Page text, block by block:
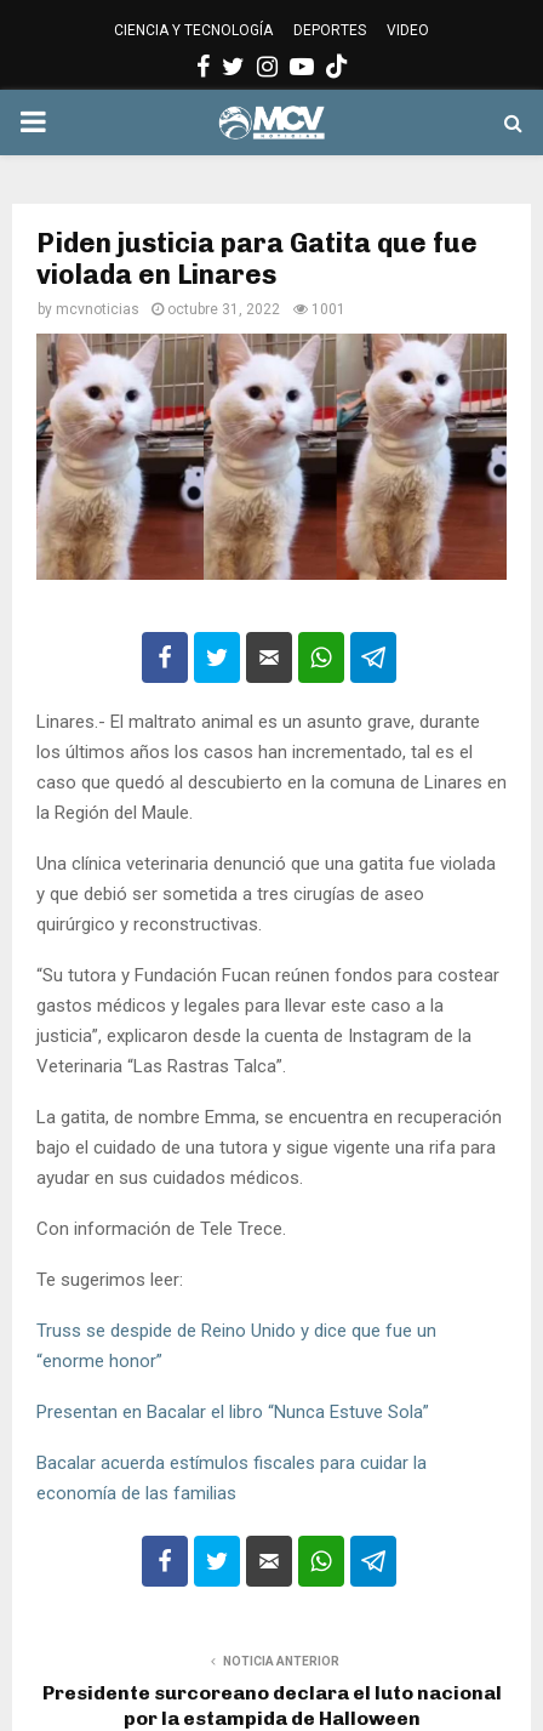
CIENCIA Y TECNOLOGÍA DEPORTES VIDEO
Facebook
Twitter
Instagram
Youtube
PRIMARY
Piden justicia para Gatita que fue
violada en Linares
by mcvnoticias octubre 31, 2022 1001
Linares.- El maltrato animal es un asunto grave, durante
los últimos años los casos han incrementado, tal es el
caso que quedó al descubierto en la comuna de Linares en
la Región del Maule.
Una clínica veterinaria denunció que una gatita fue violada
y que debió ser sometida a tres cirugías de aseo
quirúrgico y reconstructivas.
“Su tutora y Fundación Fucan reúnen fondos para costear
gastos médicos y legales para llevar este caso a la
justicia”, explicaron desde la cuenta de Instagram de la
Veterinaria “Las Rastras Talca”.
La gatita, de nombre Emma, se encuentra en recuperación
bajo el cuidado de una tutora y sigue vigente una rifa para
ayudar en sus cuidados médicos.
Con información de Tele Trece.
Te sugerimos leer:
Truss se despide de Reino Unido y dice que fue un
“enorme honor”
Presentan en Bacalar el libro “Nunca Estuve Sola”
Bacalar acuerda estímulos fiscales para cuidar la
economía de las familias
NOTICIA ANTERIOR
Presidente surcoreano declara el luto nacional
por la estampida de Halloween